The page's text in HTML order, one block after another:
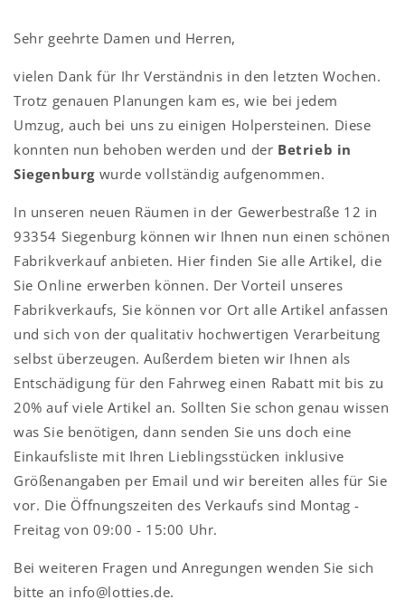
Sehr geehrte Damen und Herren,
vielen Dank für Ihr Verständnis in den letzten Wochen.
Trotz genauen Planungen kam es, wie bei jedem
Umzug, auch bei uns zu einigen Holpersteinen. Diese
konnten nun behoben werden und der Betrieb in
Siegenburg wurde vollständig aufgenommen.
In unseren neuen Räumen in der Gewerbestraße 12 in
93354 Siegenburg können wir Ihnen nun einen schönen
Fabrikverkauf anbieten. Hier finden Sie alle Artikel, die
Sie Online erwerben können. Der Vorteil unseres
Fabrikverkaufs, Sie können vor Ort alle Artikel anfassen
und sich von der qualitativ hochwertigen Verarbeitung
selbst überzeugen. Außerdem bieten wir Ihnen als
Entschädigung für den Fahrweg einen Rabatt mit bis zu
20% auf viele Artikel an. Sollten Sie schon genau wissen
was Sie benötigen, dann senden Sie uns doch eine
Einkaufsliste mit Ihren Lieblingsstücken inklusive
Größenangaben per Email und wir bereiten alles für Sie
vor. Die Öffnungszeiten des Verkaufs sind Montag -
Freitag von 09:00 - 15:00 Uhr.
Bei weiteren Fragen und Anregungen wenden Sie sich
bitte an info@lotties.de.